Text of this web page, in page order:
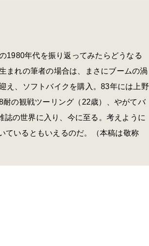
1980年代を振り返ってみたらどうなる
まれの筆者の場合は、まさにブームの渦
え、ソフトバイクを購入。83年には上野
の観戦ツーリング（22歳）、やがてバ
の世界に入り、今に至る。考えように
ているともいえるのだ。（本稿は敬称